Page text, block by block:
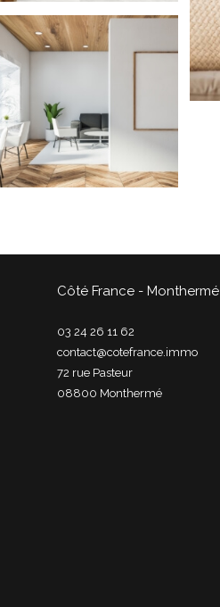
Côté France - Monthermé
03 24 26 11 62
contact@cotefrance.immo
72 rue Pasteur
08800
monthermé